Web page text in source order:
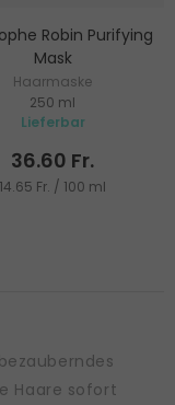
Robin Purifying
Mask
Haarmaske
250 ml
Lieferbar
36.60 Fr.
14.65 Fr. / 100 ml
Haare sofort